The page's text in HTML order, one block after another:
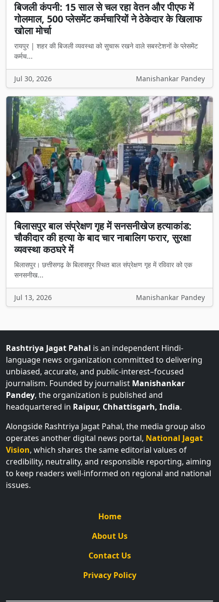
बिजली कंपनी: 15 साल से चल रहा वेतन और पीएफ में
गोलमाल, 500 प्लेसमेंट कर्मचारियों ने ठेकेदार के खिलाफ
खोला मोर्चा
रायपुर | शहर की बिजली व्यवस्था को सुचारू रखने वाले सबस्टेशनों के प्लेसमेंट
कर्मच...
Jul 30, 2026 Manishankar Pandey
बिलासपुर बाल संप्रेक्षण गृह में सनसनीखेज हत्याकांड:
चौकीदार की हत्या के बाद चार नाबालिग फरार, सुरक्षा
व्यवस्था कठघरे में
बिलासपुर। छत्तीसगढ़ के बिलासपुर स्थित बाल संप्रेक्षण गृह में रविवार को एक
सनसनीख...
Jul 13, 2026 Manishankar Pandey
Rashtriya Jagat Pahal is an independent Hindi-
language news organization committed to delivering
unbiased, accurate, and public-interest–focused
journalism. Founded by journalist Manishankar
Pandey, the organization is published and
headquartered in Raipur, Chhattisgarh, India.
Alongside Rashtriya Jagat Pahal, the media group also
operates another digital news portal, National Jagat
Vision, which shares the same editorial values of
credibility, neutrality, and responsible reporting, aiming
to keep readers well-informed on regional and national
issues.
Home
About Us
Contact Us
Privacy Policy